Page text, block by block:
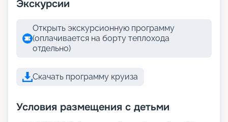
Экскурсии
Открыть экскурсионную программу
(оплачивается на борту теплохода
отдельно)
Скачать программу круиза
Условия размещения с детьми